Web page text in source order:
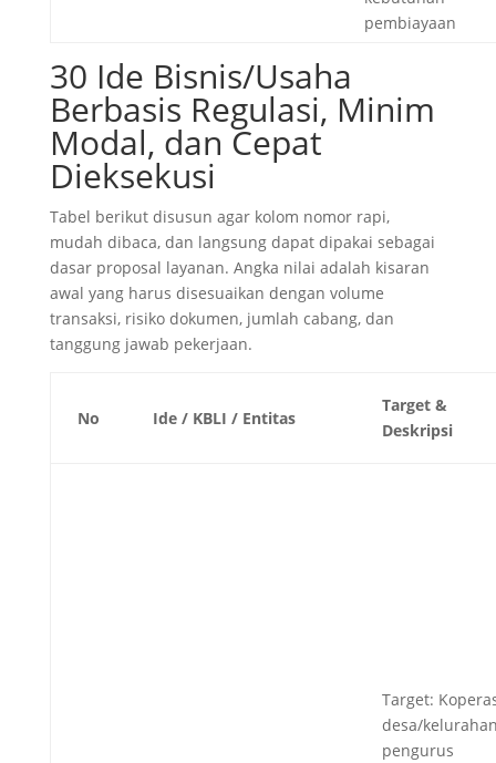
pembiayaan
30 Ide Bisnis/Usaha
Berbasis Regulasi, Minim
Modal, dan Cepat
Dieksekusi
Tabel berikut disusun agar kolom nomor rapi,
mudah dibaca, dan langsung dapat dipakai sebagai
dasar proposal layanan. Angka nilai adalah kisaran
awal yang harus disesuaikan dengan volume
transaksi, risiko dokumen, jumlah cabang, dan
tanggung jawab pekerjaan.
No Ide / KBLI / Entitas
Target &
Deskripsi
Target:
desa/
pengurus